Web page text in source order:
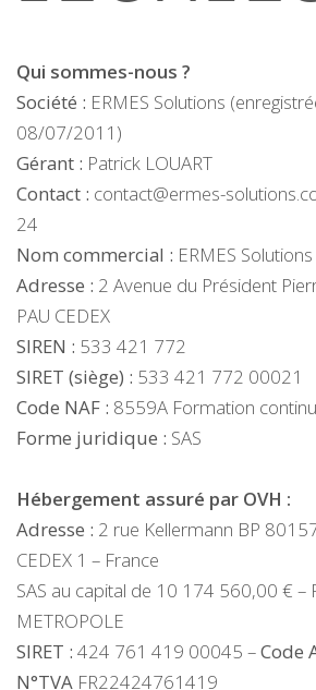
Qui sommes-nous ?
Société : ERMES Solutions
08/07/2011)
Gérant : Patrick LOUART
Contact : contact@ermes-
24
Nom commercial : ERMES Solutions
Adresse : 2 Avenue du Président
PAU CEDEX
SIREN : 533 421 772
SIRET (siège) : 533 421 772 00021
Code NAF : 8559A Formation
Forme juridique : SAS
Hébergement assuré par OVH :
Adresse : 2 rue Kellermann BP
CEDEX 1 – France
SAS au capital de 10 174 560,00 € –
METROPOLE
SIRET : 424 761 419 00045 –Code
N°TVA FR22424761419